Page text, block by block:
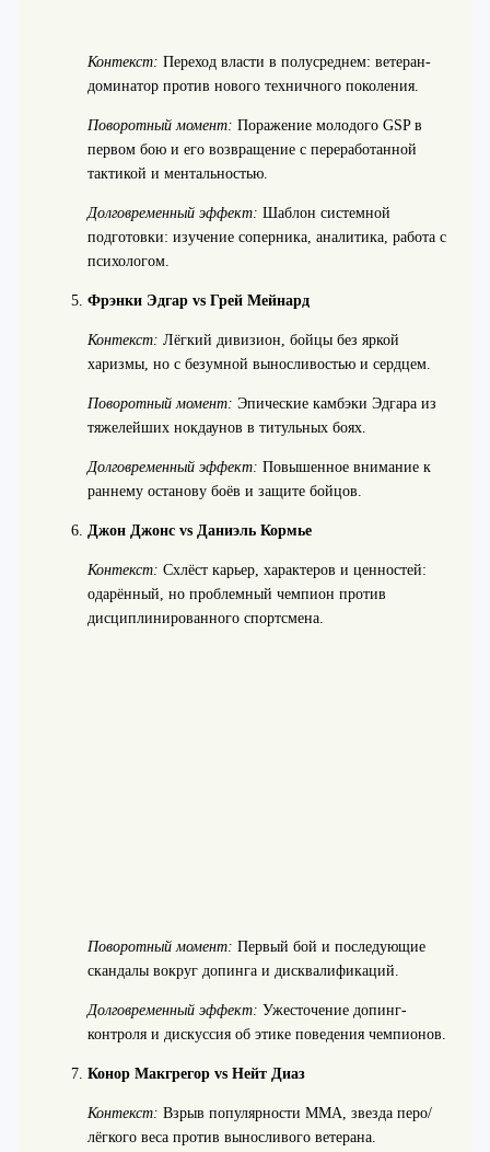
Контекст: Переход власти в полусреднем: ветеран-
доминатор против нового техничного поколения.
Поворотный момент: Поражение молодого GSP в
первом бою и его возвращение с переработанной
тактикой и ментальностью.
Долговременный эффект: Шаблон системной
подготовки: изучение соперника, аналитика, работа с
психологом.
Фрэнки Эдгар vs Грей Мейнард
Контекст: Лёгкий дивизион, бойцы без яркой
харизмы, но с безумной выносливостью и сердцем.
Поворотный момент: Эпические камбэки Эдгара из
тяжелейших нокдаунов в титульных боях.
Долговременный эффект: Повышенное внимание к
раннему останову боёв и защите бойцов.
Джон Джонс vs Даниэль Кормье
Контекст: Схлёст карьер, характеров и ценностей:
одарённый, но проблемный чемпион против
дисциплинированного спортсмена.
Поворотный момент: Первый бой и последующие
скандалы вокруг допинга и дисквалификаций.
Долговременный эффект: Ужесточение допинг-
контроля и дискуссия об этике поведения чемпионов.
Конор Макгрегор vs Нейт Диаз
Контекст: Взрыв популярности ММА, звезда перо/
лёгкого веса против выносливого ветерана.